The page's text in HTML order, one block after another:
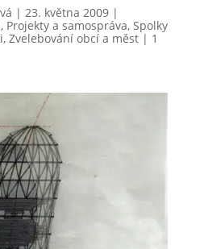
| 23. května 2009|
, Projekty a samospráva, Spolky
, Zvelebování obcí a měst| 1